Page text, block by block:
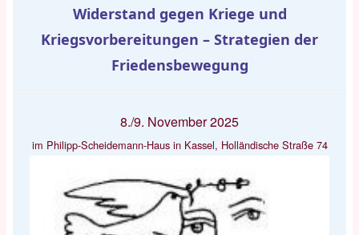
Widerstand gegen Kriege und
Kriegsvorbereitungen – Strategien der
Friedensbewegung
8./9. November 2025
im Philipp-Scheidemann-Haus in Kassel, Holländische Straße 74